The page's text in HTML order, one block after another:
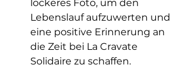
lockeres Foto, um den
Lebenslauf aufzuwerten und
eine positive Erinnerung an
die Zeit bei La Cravate
Solidaire zu schaffen.